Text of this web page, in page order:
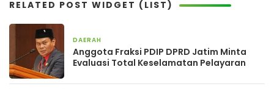
RELATED POST WIDGET (LIST)
DAERAH
Anggota Fraksi PDIP DPRD Jatim Minta
Evaluasi Total Keselamatan Pelayaran